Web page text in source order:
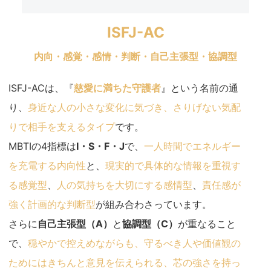
ISFJ-AC
内向・感覚・感情・判断・自己主張型・協調型
ISFJ-ACは、『慈愛に満ちた守護者 』という名前の通
り、 身近な人の小さな変化に気づき、さりげない気配
りで相手を支えるタイプです。
MBTIの4指標はI・S・F・Jで、 一人時間でエネルギー
を充電する内向性と、 現実的で具体的な情報を重視す
る感覚型
人の気持ちを大切にする感情型
責任感が
強く計画的な判断型が組み合わさっています。
さらに 自己主張型（A） と協調型（C） が重なること
で、 穏やかで控えめながらも、守るべき人や価値観の
ためにはきちんと意見を伝えられる、芯の強さを持っ